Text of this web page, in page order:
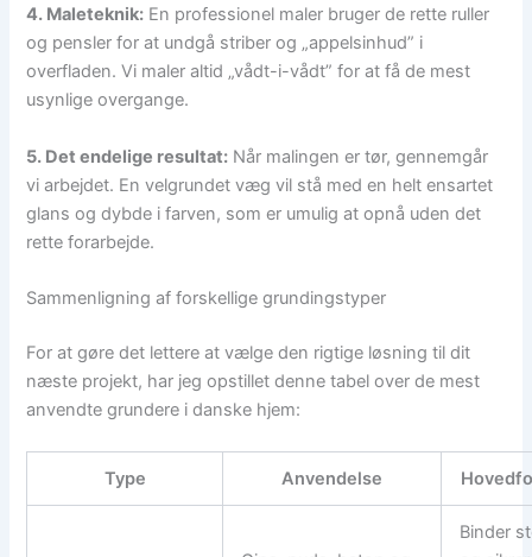
4. Maleteknik: En professionel maler bruger de rette ruller
og pensler for at undgå striber og „appelsinhud” i
overfladen. Vi maler altid „vådt-i-vådt” for at få de mest
usynlige overgange.
5. Det endelige resultat: Når malingen er tør, gennemgår
vi arbejdet. En velgrundet væg vil stå med en helt ensartet
glans og dybde i farven, som er umulig at opnå uden det
rette forarbejde.
Sammenligning af forskellige grundingstyper
For at gøre det lettere at vælge den rigtige løsning til dit
næste projekt, har jeg opstillet denne tabel over de mest
anvendte grundere i danske hjem:
Type Anvendelse
Binder